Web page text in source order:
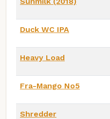
Duck WC IPA
Heavy Load
Fra-Mango No5
Shredder